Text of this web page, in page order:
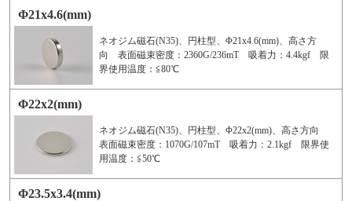
Φ21x4.6(mm)
ネオジム磁石(N35)、円柱型、Φ21x4.6(mm)、高さ方
向 表面磁束密度：2360G/236mT 吸着力：4.4kgf 限
界使用温度：≦80℃
Φ22x2(mm)
ネオジム磁石(N35)、円柱型、Φ22x2(mm)、高さ方向
表面磁束密度：1070G/107mT 吸着力：2.1kgf 限界使
用温度：≦50℃
Φ23.5x3.4(mm)